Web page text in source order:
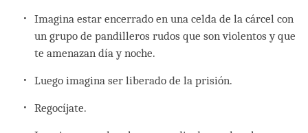
Imagina estar encerrado en una celda de la cárcel con
un grupo de pandilleros rudos que son violentos y que
te amenazan día y noche.
Luego imagina ser liberado de la prisión.
Regocíjate.